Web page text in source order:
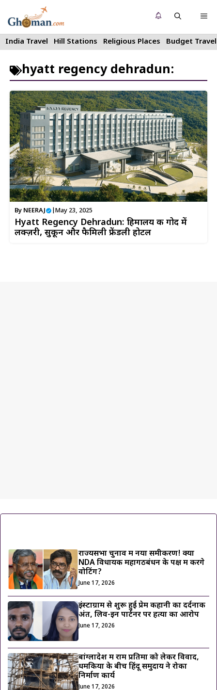
to
content
India Travel Hill Stations Religious Places Budget Travel
hyatt regency dehradun:
By NEERAJ May 23, 2025
Hyatt Regency Dehradun: हिमालय की गोद में
लक्ज़री, सुकून और फैमिली फ्रेंडली होटल
राज्यसभा चुनाव में नया समीकरण! क्या
NDA विधायक महागठबंधन के पक्ष में करेंगे
वोटिंग?
June 17, 2026
इंस्टाग्राम से शुरू हुई प्रेम कहानी का दर्दनाक
अंत, लिव-इन पार्टनर पर हत्या का आरोप
June 17, 2026
बांग्लादेश में राम प्रतिमा को लेकर विवाद,
धमकियों के बीच हिंदू समुदाय ने रोका
निर्माण कार्य
June 17, 2026